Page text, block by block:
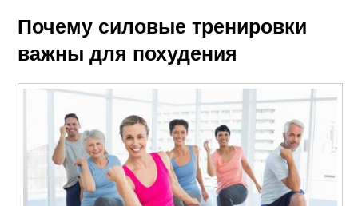
Почему силовые тренировки
важны для похудения